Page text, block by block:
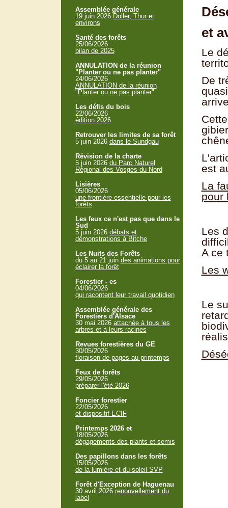
et
Le
De
est
La
pour
Les
A ce
Les
Le
Assemblée générale
19 juin 2026 Doller, Thur et
environs
Santé des forêts
25/06/2026
bilan de 2025
ANNULATION de la réunion
"Planter ou ne pas planter"
24/06/2026
ANNULATION de la réunion
"Planter ou ne pas planter"
Les défis du bois
22/06/2026
édition 2026
Retrouver les limites de sa forêt
5 juin 2026 dans le Sundgau
Révision de la charte
5 juin 2026 du Parc Naturel
Régional des Vosges du Nord
Lisières
05/06/2026
une frontière essentielle pour les
forêts
Les feux ce n'est pas que dans le
Sud
5 juin 2026 débats et
démonstrations à Bitche
Les Nuits des Forêts
du 5 au 21 juin des animations pour
éclairer la forêt
Forestier - es
04/06/2026
qui racontent leur travail quotidien
Assemblée générale des
Forestiers d'Alsace
30 mai 2026 attachée à tous les
arbres et à leurs racines
Revues forestières du GE
30/05/2026
floraison de pages au printemps
Feux de forêts
29/05/2026
préparer l'été 2026
Foncier forestier
22/05/2026
et dispositif ECIF
Printemps 2026 et
18/05/2026
dégagements des plants et semis
Des papillons dans les forêts
15/05/2026
de la lumière et du soleil SVP
Forêt d'Exception de Haguenau
30 avril 2026 renouvellement du
label